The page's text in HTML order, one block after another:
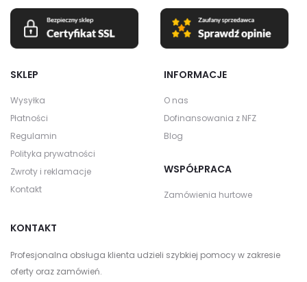
SKLEP
Wysyłka
Płatności
Regulamin
Polityka prywatności
Zwroty i reklamacje
Kontakt
INFORMACJE
O nas
Dofinansowania z NFZ
Blog
WSPÓŁPRACA
Zamówienia hurtowe
KONTAKT
Profesjonalna obsługa klienta udzieli szybkiej pomocy w zakresie
oferty oraz zamówień.